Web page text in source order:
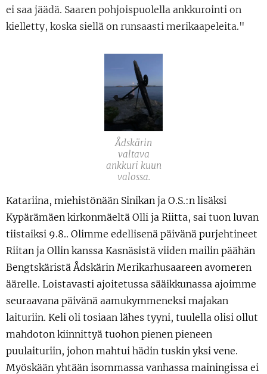
ei saa jäädä. Saaren pohjoispuolella ankkurointi on
kielletty, koska siellä on runsaasti merikaapeleita."
Ådskärin
valtava
ankkuri kuun
valossa.
Katariina, miehistönään Sinikan ja O.S.:n lisäksi
Kypärämäen kirkonmäeltä Olli ja Riitta, sai tuon luvan
tiistaiksi 9.8.. Olimme edellisenä päivänä purjehtineet
Riitan ja Ollin kanssa Kasnäsistä viiden mailin päähän
Bengtskäristä Ådskärin Merikarhusaareen avomeren
äärelle. Loistavasti ajoitetussa sääikkunassa ajoimme
seuraavana päivänä aamukymmeneksi majakan
laituriin. Keli oli tosiaan lähes tyyni, tuulella olisi ollut
mahdoton kiinnittyä tuohon pienen pieneen
puulaituriin, johon mahtui hädin tuskin yksi vene.
Myöskään yhtään isommassa vanhassa mainingissa ei